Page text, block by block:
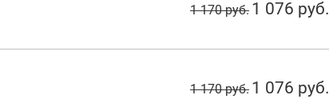
1 170 руб. 1 076 руб.
1 170 руб. 1 076 руб.